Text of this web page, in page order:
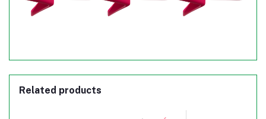
Related products